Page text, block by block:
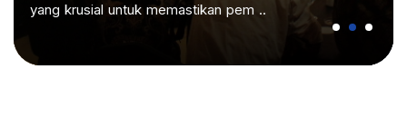
yang krusial untuk memastikan pem ..